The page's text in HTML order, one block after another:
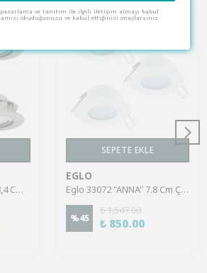
Eglo 95853 "PINEDA" 8,4 Cm Çapında Plastik Nikel Mat Sıva Altı Gömme Spot
SEPETE EKLE
EGLO
Eglo 33072 "ANNA" 7.8 Cm Çapında Beyaz Çelik Sıva Altı Gömme Spot
%45
₺ 1,547.00
₺ 850.00
ve tanıtım ile ilgili iletişim almayı kabul
okuduğunuzu ve kabul ettiğinizi onaylarsınız.